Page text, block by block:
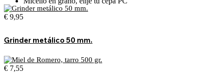
€ 9,95
Grinder metálico 50 mm.
€ 7,55